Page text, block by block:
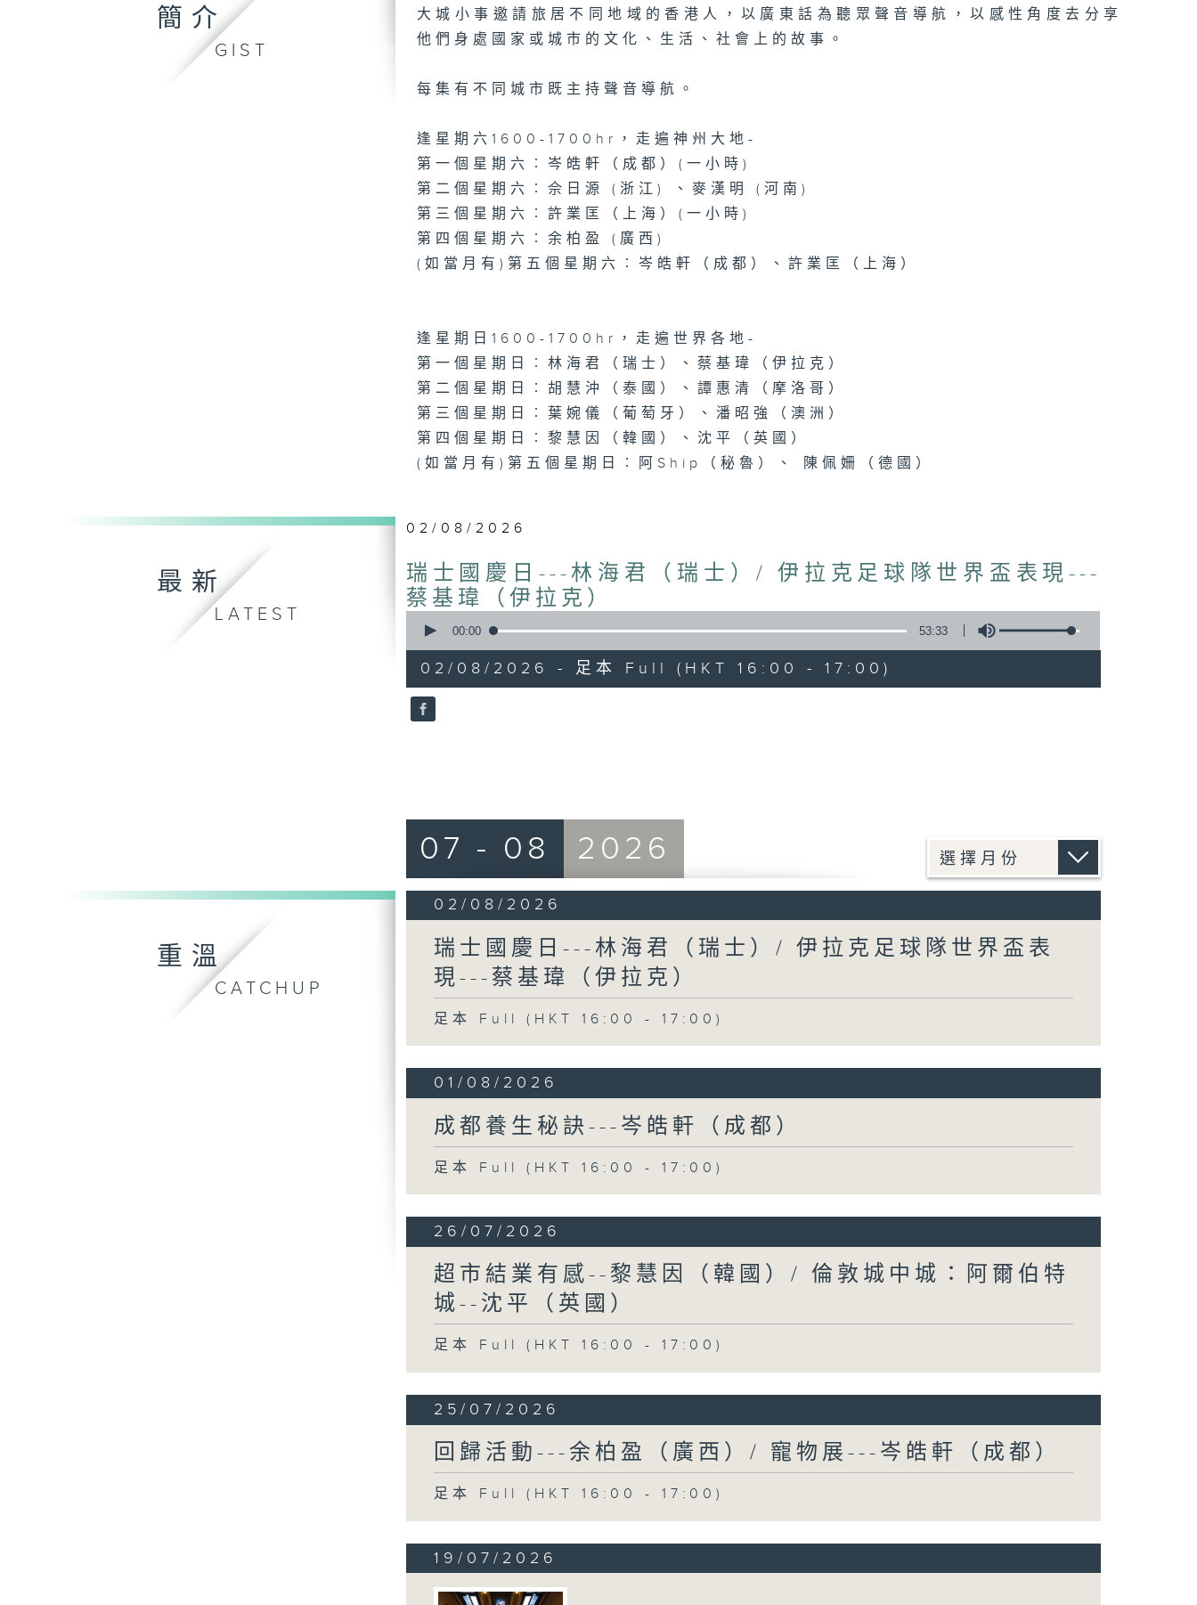
簡介
GIST
大城小事邀請旅居不同地域的香港人，以廣東話為聽眾聲音導航，以感性角度去分享
他們身處國家或城市的文化、生活、社會上的故事。
每集有不同城市既主持聲音導航。
逢星期六1600-1700hr，走遍神州大地-
第一個星期六︰岑皓軒（成都）(一小時)
第二個星期六︰佘日源 (浙江) 、麥漢明 (河南)
第三個星期六︰許業匡（上海）(一小時)
第四個星期六︰余柏盈 (廣西)
(如當月有)第五個星期六︰岑皓軒（成都）、許業匡（上海）
逢星期日1600-1700hr，走遍世界各地-
第一個星期日︰林海君（瑞士）、蔡基瑋（伊拉克）
第二個星期日︰胡慧沖（泰國）、譚惠清（摩洛哥）
第三個星期日︰葉婉儀（葡萄牙）、潘昭強（澳洲）
第四個星期日︰黎慧因（韓國）、沈平（英國）
(如當月有)第五個星期日︰阿Ship（秘魯）、 陳佩姍（德國）
最新
LATEST
02/08/2026
瑞士國慶日---林海君（瑞士）/ 伊拉克足球隊世界盃表現---
蔡基瑋（伊拉克）
seconds
53
minutes,
33
seconds
90%
00:00 53:33
02/08/2026 - 足本 Full (HKT 16:00 - 17:00)
重溫
CATCHUP
07 - 08 2026
02/08/2026
瑞士國慶日---林海君（瑞士）/ 伊拉克足球隊世界盃表
現---蔡基瑋（伊拉克）
足本 Full (HKT 16:00 - 17:00)
01/08/2026
成都養生秘訣---岑皓軒（成都）
足本 Full (HKT 16:00 - 17:00)
26/07/2026
超市結業有感--黎慧因（韓國）/ 倫敦城中城：阿爾伯特
城--沈平（英國）
足本 Full (HKT 16:00 - 17:00)
25/07/2026
回歸活動---余柏盈（廣西）/ 寵物展---岑皓軒（成都）
足本 Full (HKT 16:00 - 17:00)
19/07/2026